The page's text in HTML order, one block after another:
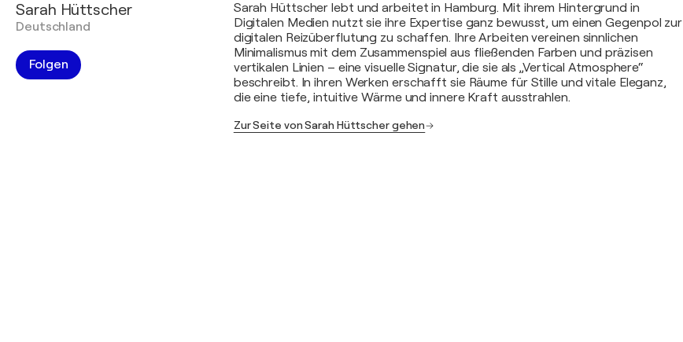
Sarah Hüttscher
Deutschland
Folgen
Sarah Hüttscher lebt und arbeitet in Hamburg. Mit ihrem Hintergrund in
Digitalen Medien nutzt sie ihre Expertise ganz bewusst, um einen Gegenpol zur
digitalen Reizüberflutung zu schaffen. Ihre Arbeiten vereinen sinnlichen
Minimalismus mit dem Zusammenspiel aus fließenden Farben und präzisen
vertikalen Linien – eine visuelle Signatur, die sie als „Vertical Atmosphere“
beschreibt. In ihren Werken erschafft sie Räume für Stille und vitale Eleganz,
die eine tiefe, intuitive Wärme und innere Kraft ausstrahlen.
Zur Seite von Sarah Hüttscher gehen